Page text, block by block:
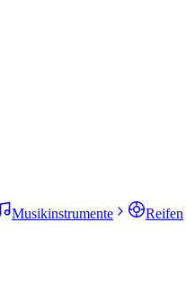
Musikinstrumente Reifen